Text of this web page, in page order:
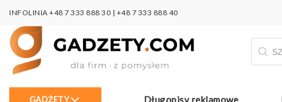
INFOLINIA +48 7 333 888 30 | +48 7 333 888 40
GADŻETY Długopisy reklamowe